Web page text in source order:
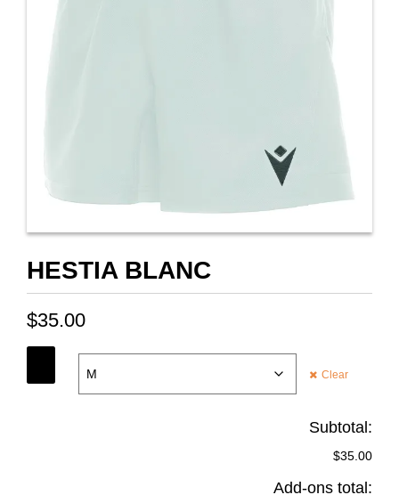
HESTIA BLANC
$35.00
Clear
Subtotal:
$35.00
Add-ons total: